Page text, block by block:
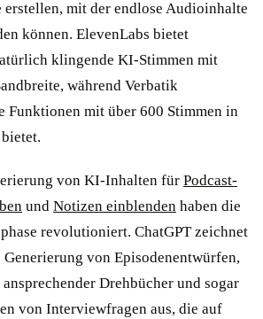
mit der endlose Audioinhalte
können. ElevenLabs bietet
klingende KI-Stimmen mit
während Verbatik
Funktionen mit über 600 Stimmen in
von KI-Inhalten für Podcast-
und Notizen einblenden haben die
revolutioniert. ChatGPT zeichnet
von Episodenentwürfen,
Drehbücher und sogar
von Interviewfragen aus, die auf